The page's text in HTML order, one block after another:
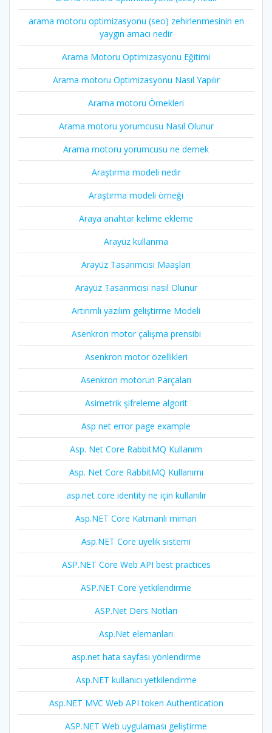
arama motoru optimizasyonu (seo) zehirlenmesinin en
yaygın amacı nedir
Arama Motoru Optimizasyonu Eğitimi
Arama motoru Optimizasyonu Nasıl Yapılır
Arama motoru Örnekleri
Arama motoru yorumcusu Nasıl Olunur
Arama motoru yorumcusu ne demek
Araştırma modeli nedir
Araştırma modeli örneği
Araya anahtar kelime ekleme
Arayüz kullanma
Arayüz Tasarımcısı Maaşları
Arayüz Tasarımcısı nasıl Olunur
Artırımlı yazılım geliştirme Modeli
Asenkron motor çalışma prensibi
Asenkron motor özellikleri
Asenkron motorun Parçaları
Asimetrik şifreleme algorit
Asp net error page example
Asp. Net Core RabbitMQ Kullanım
Asp. Net Core RabbitMQ Kullanımı
asp.net core identity ne için kullanılır
Asp.NET Core Katmanlı mimari
Asp.NET Core üyelik sistemi
ASP.NET Core Web API best practices
ASP.NET Core yetkilendirme
ASP.Net Ders Notları
Asp.Net elemanları
asp.net hata sayfası yönlendirme
Asp.NET kullanıcı yetkilendirme
Asp.NET MVC Web API token Authentication
ASP.NET Web uygulaması geliştirme